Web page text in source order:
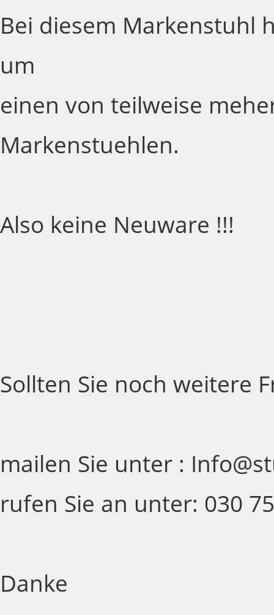
Bei diesem Markenstuhl
um
einen von teilweise
Markenstuehlen.
Also keine Neuware !!!
Sollten Sie noch weitere
mailen Sie unter :
rufen Sie an unter: 030
Danke